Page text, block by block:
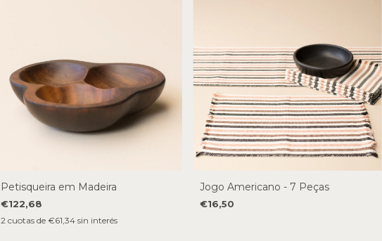
Petisqueira em Madeira
€122,68
2 cuotas de €61,34 sin interés
Jogo Americano - 7 Peças
€16,50